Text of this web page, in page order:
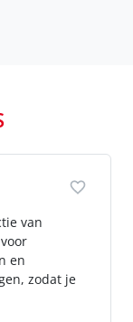
van
en
zodat je